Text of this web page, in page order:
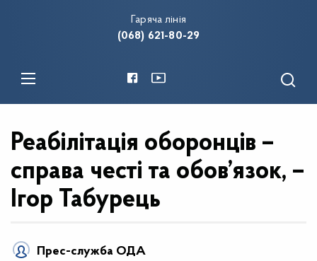
Гаряча лінія
(068) 621-80-29
Реабілітація оборонців –
справа честі та обов’язок, –
Ігор Табурець
Прес-служба ОДА